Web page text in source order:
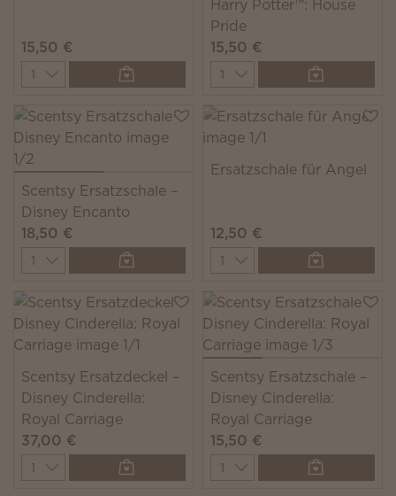
15,50 €
Quantity
Harry Potter™: House
Pride
15,50 €
Quantity
Scentsy Ersatzschale –
Disney Encanto
18,50 €
Quantity
Ersatzschale für Angel
12,50 €
Quantity
Scentsy Ersatzdeckel –
Disney Cinderella:
Royal Carriage
37,00 €
Quantity
Scentsy Ersatzschale –
Disney Cinderella:
Royal Carriage
15,50 €
Quantity